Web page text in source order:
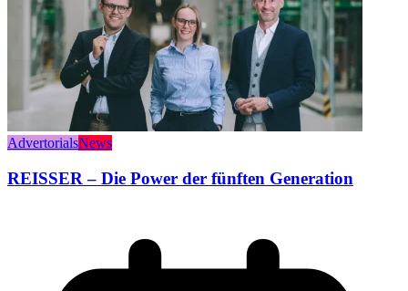
AdvertorialsNews
REISSER – Die Power der fünften Generation